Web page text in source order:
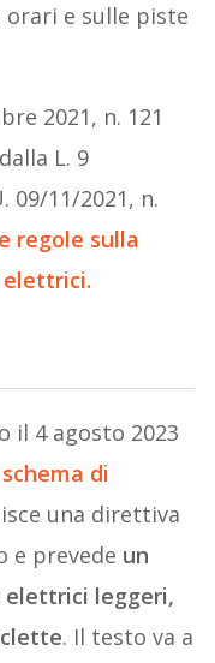
e sulle piste
2021, n. 121
L. 9
09/11/2021, n.
regole sulla
il 4 agosto 2023
di
una direttiva
e prevede un
elettrici leggeri,
. Il testo va a